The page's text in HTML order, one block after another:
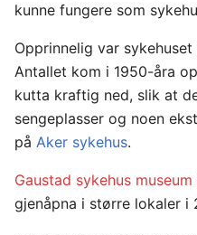
kunne fungere som
Opprinnelig var
Antallet kom i 1950-åra
kutta kraftig ned, slik at
sengeplasser og noen
på Aker sykehus.
Gaustad sykehus museum
gjenåpna i større lokaler i